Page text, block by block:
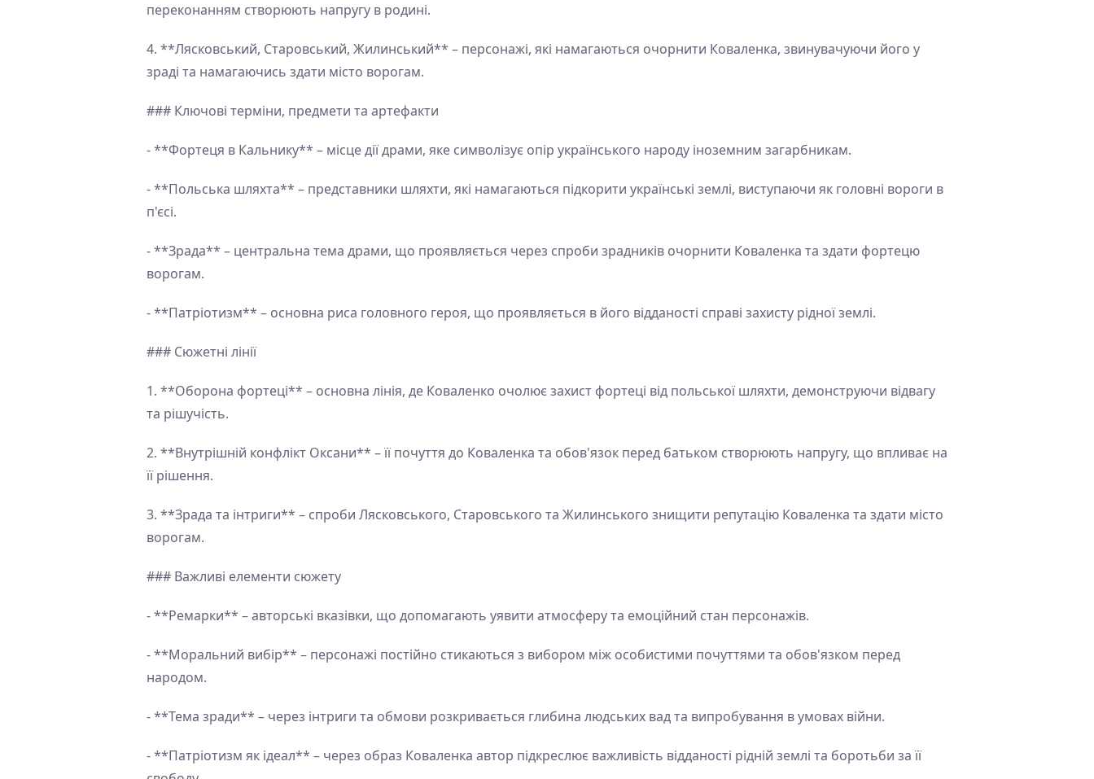
переконанням створюють напругу в родині.
4. **Лясковський, Старовський, Жилинський** – персонажі, які намагаються очорнити Коваленка, звинувачуючи його у
зраді та намагаючись здати місто ворогам.
### Ключові терміни, предмети та артефакти
- **Фортеця в Кальнику** – місце дії драми, яке символізує опір українського народу іноземним загарбникам.
- **Польська шляхта** – представники шляхти, які намагаються підкорити українські землі, виступаючи як головні вороги в
п'єсі.
- **Зрада** – центральна тема драми, що проявляється через спроби зрадників очорнити Коваленка та здати фортецю
ворогам.
- **Патріотизм** – основна риса головного героя, що проявляється в його відданості справі захисту рідної землі.
### Сюжетні лінії
1. **Оборона фортеці** – основна лінія, де Коваленко очолює захист фортеці від польської шляхти, демонструючи відвагу
та рішучість.
2. **Внутрішній конфлікт Оксани** – її почуття до Коваленка та обов'язок перед батьком створюють напругу, що впливає на
її рішення.
3. **Зрада та інтриги** – спроби Лясковського, Старовського та Жилинського знищити репутацію Коваленка та здати місто
ворогам.
### Важливі елементи сюжету
- **Ремарки** – авторські вказівки, що допомагають уявити атмосферу та емоційний стан персонажів.
- **Моральний вибір** – персонажі постійно стикаються з вибором між особистими почуттями та обов'язком перед
народом.
- **Тема зради** – через інтриги та обмови розкривається глибина людських вад та випробування в умовах війни.
- **Патріотизм як ідеал** – через образ Коваленка автор підкреслює важливість відданості рідній землі та боротьби за її